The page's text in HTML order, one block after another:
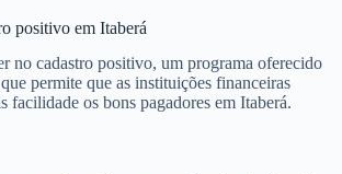
positivo em Itaberá
no cadastro positivo, um programa oferecido
permite que as instituições financeiras
facilidade os bons pagadores em Itaberá.